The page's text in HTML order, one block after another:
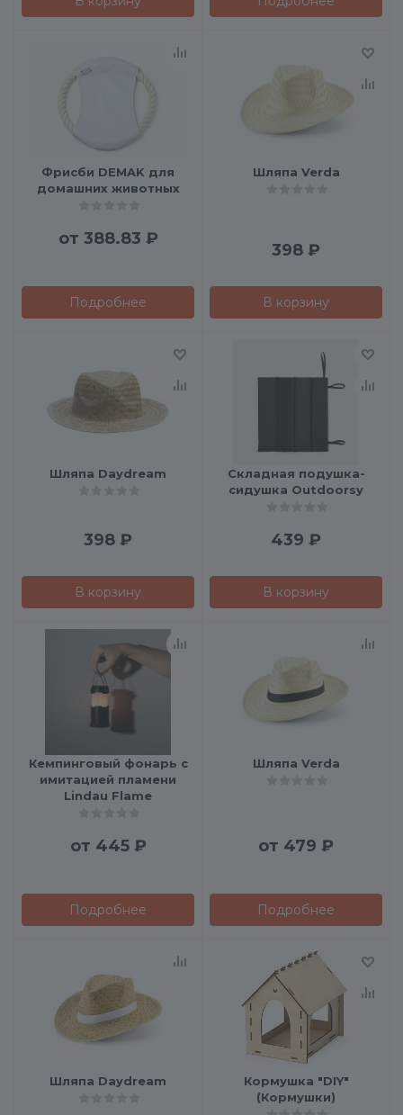
Фрисби DEMAK для
домашних животных
от 388.83 ₽
Подробнее
Шляпа Verda
398 ₽
В корзину
Шляпа Daydream
398 ₽
В корзину
Складная подушка-
сидушка Outdoorsy
439 ₽
В корзину
Кемпинговый фонарь с
имитацией пламени
Lindau Flame
от 445 ₽
Подробнее
Шляпа Verda
от 479 ₽
Подробнее
Шляпа Daydream
Кормушка "DIY"
(Кормушки)